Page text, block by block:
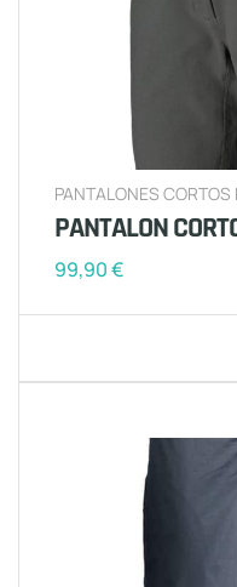
PANTALONES CORTOS
PANTALON
99,90€